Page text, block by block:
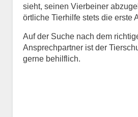
sieht, seinen Vierbeiner
örtliche Tierhilfe stets die erste
Auf der Suche nach dem
Ansprechpartner ist der
gerne behilflich.